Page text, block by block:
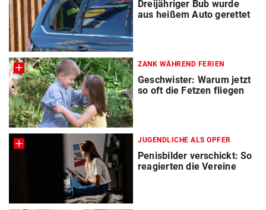
Dreijähriger Bub wurde
aus heißem Auto gerettet
ZANK WÄHREND FERIEN
Geschwister: Warum jetzt
so oft die Fetzen fliegen
JUGENDLICHE ALS OPFER
Penisbilder verschickt: So
reagierten die Vereine